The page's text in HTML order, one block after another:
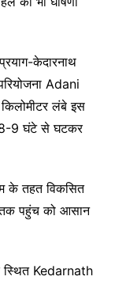
केदारनाथ
Adani
किलोमीटर लंबे इस
8-9 घंटे से घटकर
के तहत विकसित
तक पहुंच को आसान
Kedarnath